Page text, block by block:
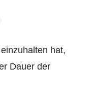
hat,
Dauer der